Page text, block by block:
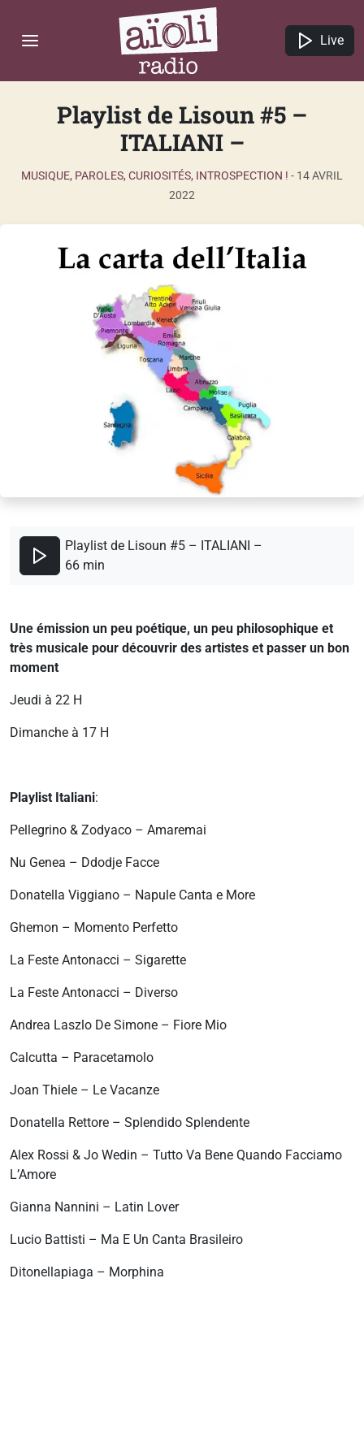
Live
Playlist de Lisoun #5 –
ITALIANI –
MUSIQUE, PAROLES, CURIOSITÉS, INTROSPECTION ! - 14 AVRIL
2022
Playlist de Lisoun #5 – ITALIANI –
66 min
Une émission un peu poétique, un peu philosophique et
très musicale pour découvrir des artistes et passer un bon
moment
Jeudi à 22 H
Dimanche à 17 H
Playlist Italiani:
Pellegrino & Zodyaco – Amaremai
Nu Genea – Ddodje Facce
Donatella Viggiano – Napule Canta e More
Ghemon – Momento Perfetto
La Feste Antonacci – Sigarette
La Feste Antonacci – Diverso
Andrea Laszlo De Simone – Fiore Mio
Calcutta – Paracetamolo
Joan Thiele – Le Vacanze
Donatella Rettore – Splendido Splendente
Alex Rossi & Jo Wedin – Tutto Va Bene Quando Facciamo
L’Amore
Gianna Nannini – Latin Lover
Lucio Battisti – Ma E Un Canta Brasileiro
Ditonellapiaga – Morphina